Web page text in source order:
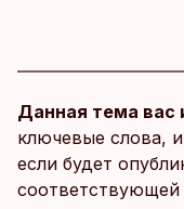
Данная тема вас
ключевые слова,
если будет
соответствующей